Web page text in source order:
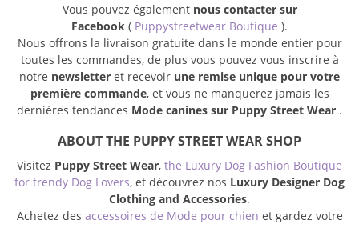
Vous pouvez également nous contacter sur
Facebook ( Puppystreetwear Boutique ).
Nous offrons la livraison gratuite dans le monde entier pour
toutes les commandes, de plus vous pouvez vous inscrire à
notre newsletter et recevoir une remise unique pour votre
première commande, et vous ne manquerez jamais les
dernières tendances Mode canines sur Puppy Street Wear .
ABOUT THE PUPPY STREET WEAR SHOP
Visitez Puppy Street Wear, the Luxury Dog Fashion Boutique
for trendy Dog Lovers, et découvrez nos Luxury Designer Dog
Clothing and Accessories.
Achetez des accessoires de Mode pour chien et gardez votre